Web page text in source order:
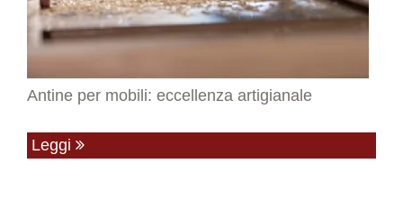
Antine per mobili: eccellenza artigianale
Leggi